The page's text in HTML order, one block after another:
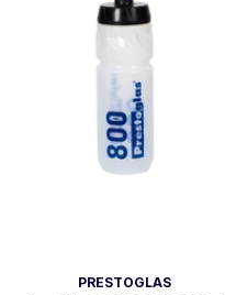
PRESTOGLAS